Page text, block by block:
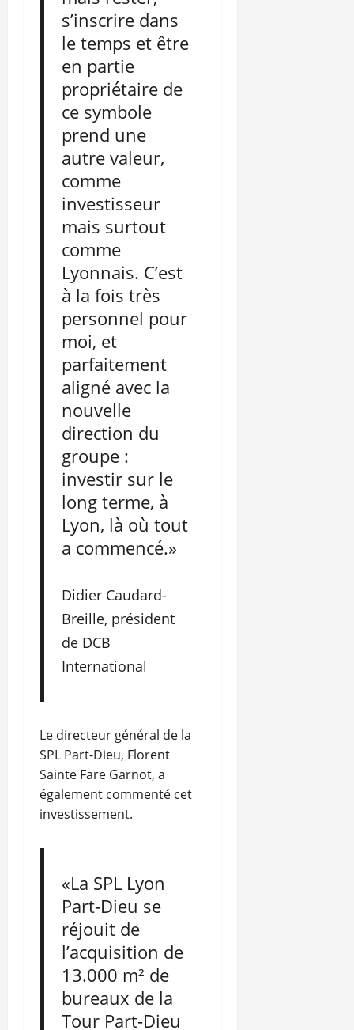
s’inscrire dans
le temps et être
en partie
propriétaire de
ce symbole
prend une
autre valeur,
comme
investisseur
mais surtout
comme
Lyonnais. C’est
à la fois très
personnel pour
moi, et
parfaitement
aligné avec la
nouvelle
direction du
groupe :
investir sur le
long terme, à
Lyon, là où tout
a commencé.»
Didier Caudard-
Breille, président
de DCB
International
Le directeur général de la
SPL Part-Dieu, Florent
Sainte Fare Garnot, a
également commenté cet
investissement.
«La SPL Lyon
Part-Dieu se
réjouit de
l’acquisition de
13.000 m² de
bureaux de la
Tour Part-Dieu